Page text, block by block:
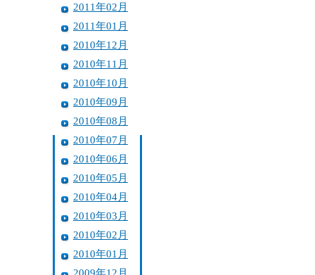
2011年02月
2011年01月
2010年12月
2010年11月
2010年10月
2010年09月
2010年08月
2010年07月
2010年06月
2010年05月
2010年04月
2010年03月
2010年02月
2010年01月
2009年12月